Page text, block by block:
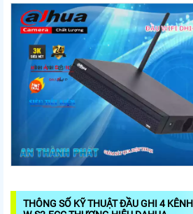
THÔNG SỐ KỸ THUẬT ĐẦU GHI 4